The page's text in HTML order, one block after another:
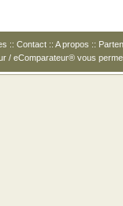
:: Contact :: A propos ::
/ eComparateur® vous